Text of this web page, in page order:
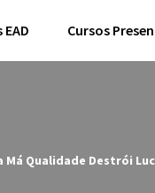
Cursos
Má Qualidade Destrói